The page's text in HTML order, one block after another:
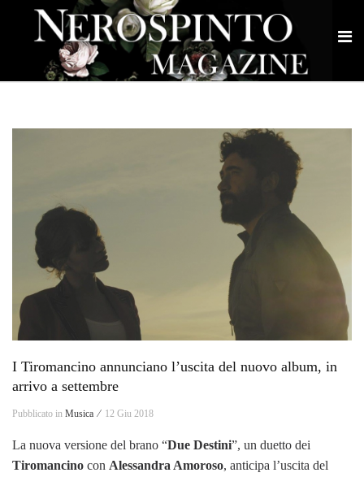
I Tiromancino annunciano l’uscita del nuovo album, in
arrivo a settembre
Pubblicato in Musica ⁄ 12 Giu 2018
La nuova versione del brano “Due Destini”, un duetto dei
Tiromancino con Alessandra Amoroso, anticipa l’uscita del